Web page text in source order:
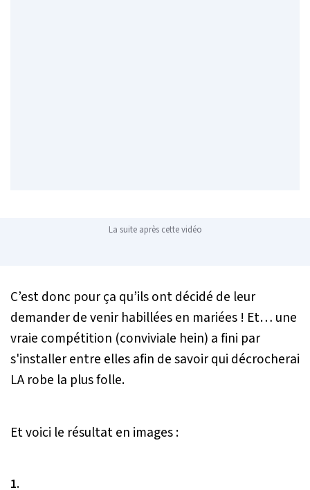
La suite après cette vidéo
C’est donc pour ça qu’ils ont décidé de leur
demander de venir habillées en mariées ! Et… une
vraie compétition (conviviale hein) a fini par
s'installer entre elles afin de savoir qui décrocherai
LA robe la plus folle.
Et voici le résultat en images :
1.